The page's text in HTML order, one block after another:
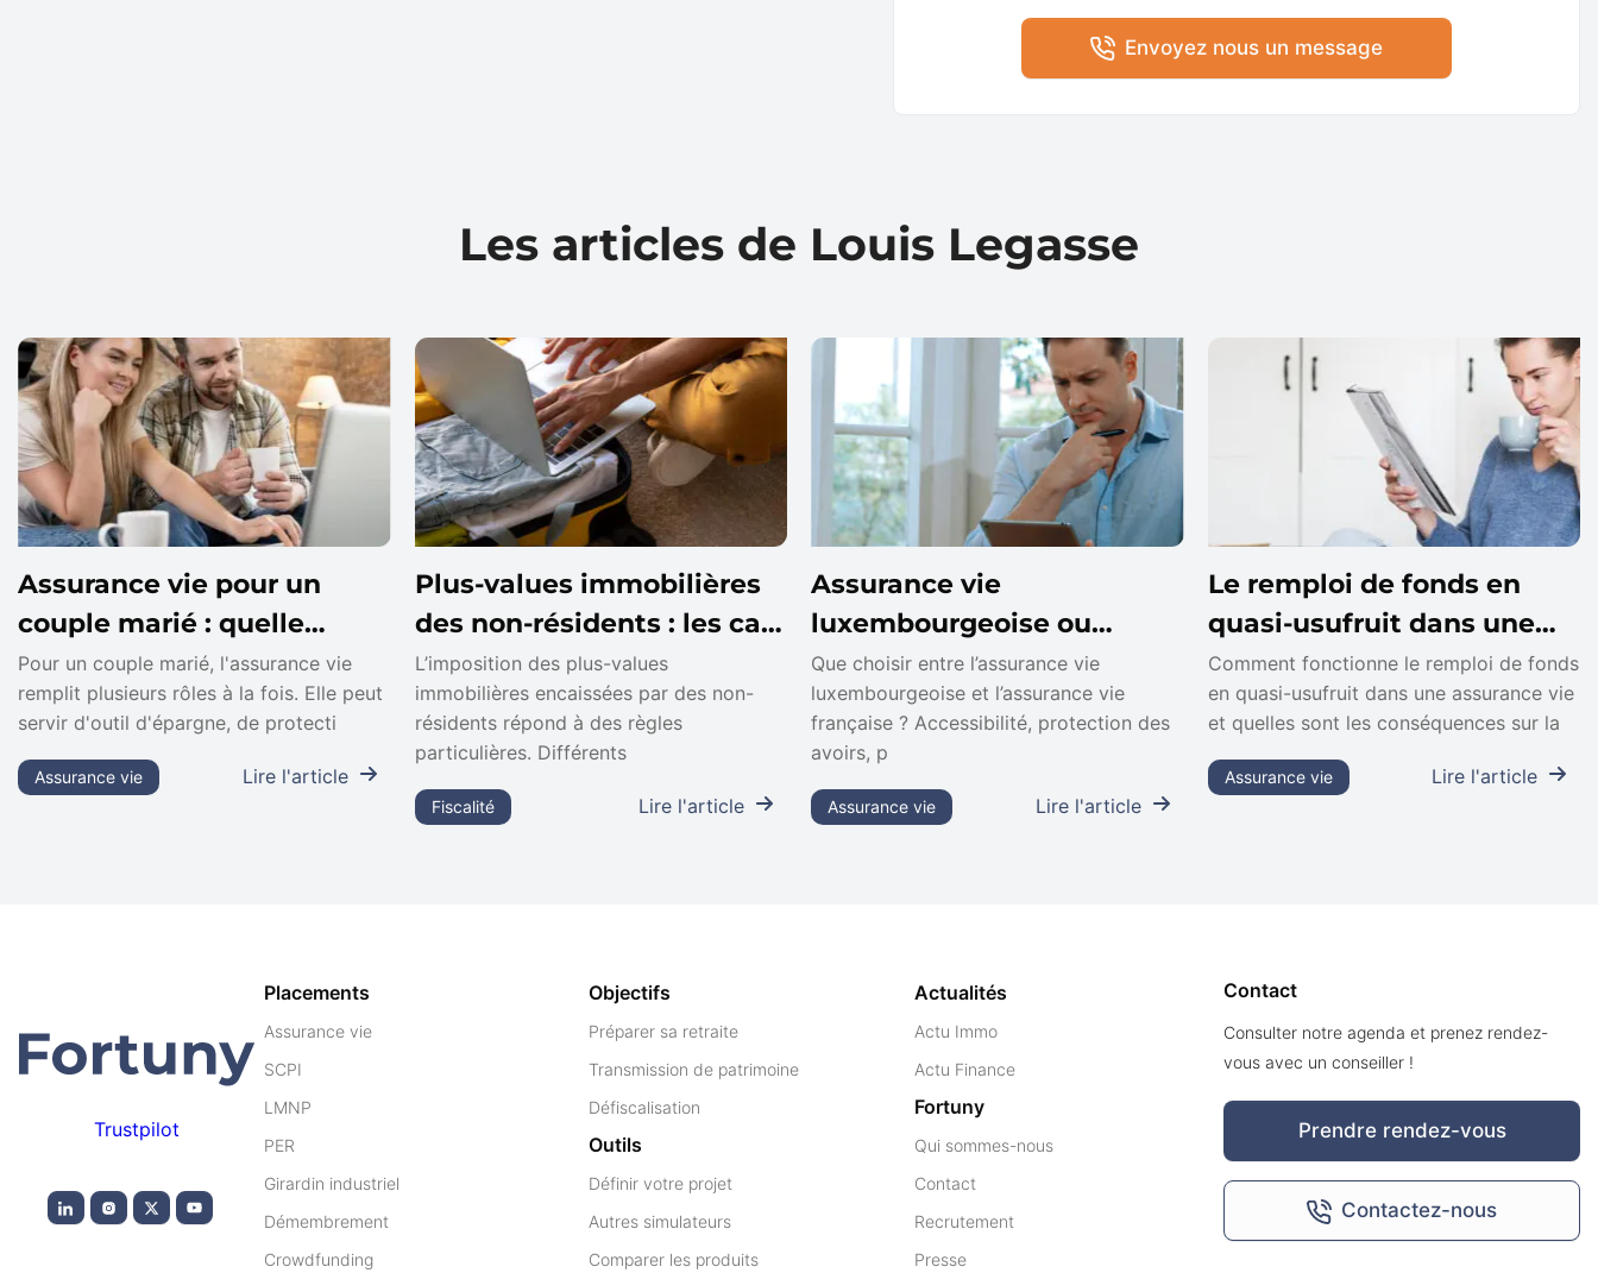
Envoyez nous un message
Les articles de Louis Legasse
Assurance vie pour un
couple marié : quelle
stratégie adopter ?
Pour un couple marié, l'assurance vie
remplit plusieurs rôles à la fois. Elle peut
servir d'outil d'épargne, de protecti
Lire l'article
Assurance vie
Plus-values immobilières
des non-résidents : les cas
d’exonération à connaître
L’imposition des plus-values
immobilières encaissées par des non-
résidents répond à des règles
particulières. Différents
Lire l'article
Fiscalité
Assurance vie
luxembourgeoise ou
française : différences,
quel contrat choisir
Que choisir entre l’assurance vie
luxembourgeoise et l’assurance vie
française ? Accessibilité, protection des
avoirs, p
Lire l'article
Assurance vie
Le remploi de fonds en
quasi-usufruit dans une
assurance vie
Comment fonctionne le remploi de fonds
en quasi-usufruit dans une assurance vie
et quelles sont les conséquences sur la
Lire l'article
Assurance vie
Trustpilot
Placements
Assurance vie
SCPI
LMNP
PER
Girardin industriel
Démembrement
Crowdfunding
Objectifs
Préparer sa retraite
Transmission de patrimoine
Défiscalisation
Outils
Définir votre projet
Autres simulateurs
Comparer les produits
Actualités
Actu Immo
Actu Finance
Fortuny
Qui sommes-nous
Contact
Recrutement
Presse
Contact
Consulter notre agenda et prenez rendez-
vous avec un conseiller !
Prendre rendez-vous
Contactez-nous